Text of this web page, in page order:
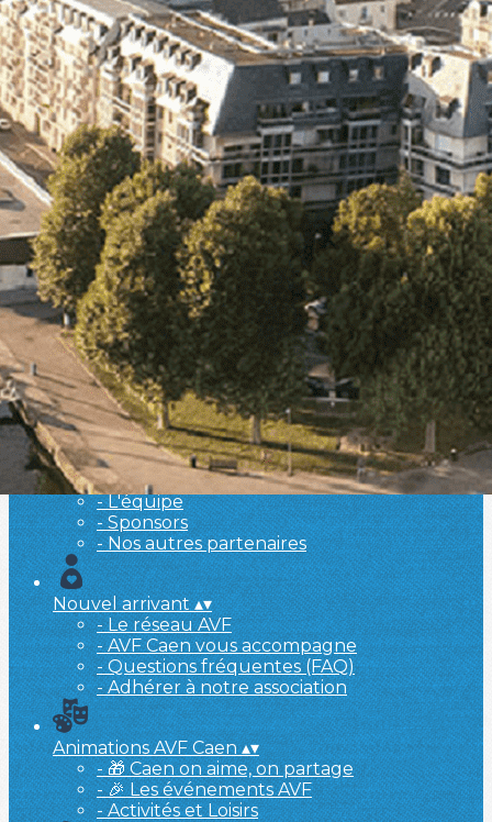
Exporter les lignes sélectionnées
Exporter toutes les colonnes
Exporter uniquement les colonnes affichées
Menu
<
>
- 🎁 Caen on aime, on partage
- 🎉 Les événements AVF
- Activités et Loisirs
Ajoutez un logo, un bouton, des réseaux sociaux
Cliquez pour éditer
L'association▴▾
- L'association
- Brochure
- L'équipe
- Sponsors
- Nos autres partenaires
Nouvel arrivant▴▾
- Le réseau AVF
- AVF Caen vous accompagne
- Questions fréquentes (FAQ)
- Adhérer à notre association
Animations AVF Caen▴▾
- 🎁 Caen on aime, on partage
- 🎉 Les événements AVF
- Activités et Loisirs